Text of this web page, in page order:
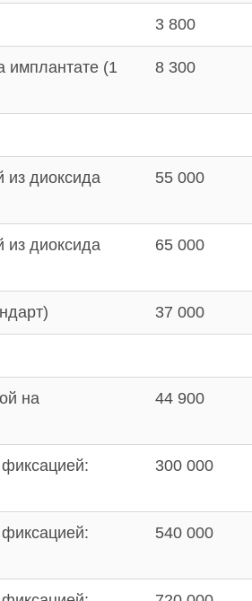
3 800
имплантате (1
8 300
из диоксида
55 000
из диоксида
65 000
37 000
на
44 900
300 000
540 000